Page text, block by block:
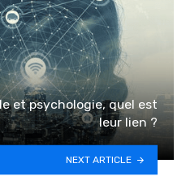
et psychologie, quel est
leur lien ?
NEXT ARTICLE